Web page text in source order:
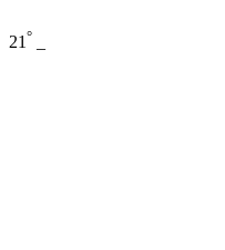
21 °